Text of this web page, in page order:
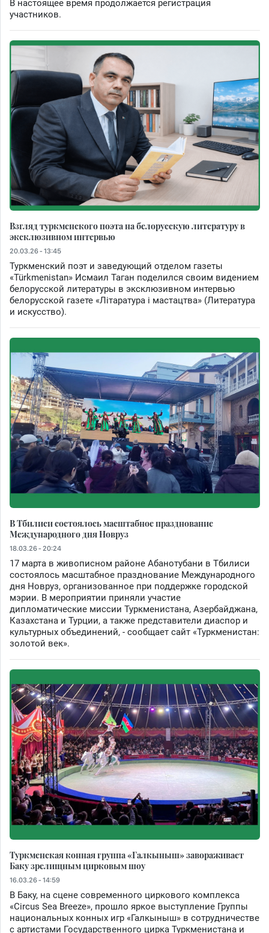
В настоящее время продолжается регистрация
участников.
Взгляд туркменского поэта на белорусскую литературу в
эксклюзивном интервью
20.03.26 - 13:45
Туркменский поэт и заведующий отделом газеты
«Türkmenistan» Исмаил Таган поделился своим видением
белорусской литературы в эксклюзивном интервью
белорусской газете «Лiтаратура i мастацтва» (Литература
и искусство).
В Тбилиси состоялось масштабное празднование
Международного дня Новруз
18.03.26 - 20:24
17 марта в живописном районе Абанотубани в Тбилиси
состоялось масштабное празднование Международного
дня Новруз, организованное при поддержке городской
мэрии. В мероприятии приняли участие
дипломатические миссии Туркменистана, Азербайджана,
Казахстана и Турции, а также представители диаспор и
культурных объединений, - сообщает сайт «Туркменистан:
золотой век».
Туркменская конная группа «Галкыныш» завораживает
Баку зрелищным цирковым шоу
16.03.26 - 14:59
В Баку, на сцене современного циркового комплекса
«Circus Sea Breeze», прошло яркое выступление Группы
национальных конных игр «Галкыныш» в сотрудничестве
с артистами Государственного цирка Туркменистана и